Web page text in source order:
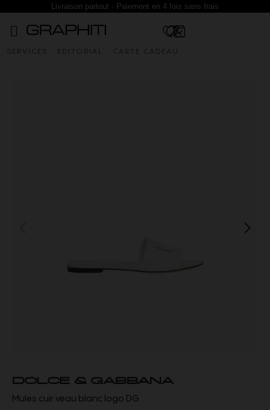
Livraison partout - Paiement en 4 fois sans frais
SERVICES EDITORIAL CARTE CADEAU
DOLCE & GABBANA
Mules cuir veau blanc logo DG